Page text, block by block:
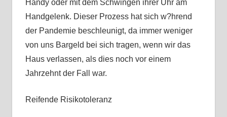
Handy oder mit dem Schwingen ihrer Uhr am
Handgelenk. Dieser Prozess hat sich w?hrend
der Pandemie beschleunigt, da immer weniger
von uns Bargeld bei sich tragen, wenn wir das
Haus verlassen, als dies noch vor einem
Jahrzehnt der Fall war.
Reifende Risikotoleranz